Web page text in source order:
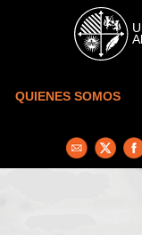
Skip to main content
QUIENES SOMOS